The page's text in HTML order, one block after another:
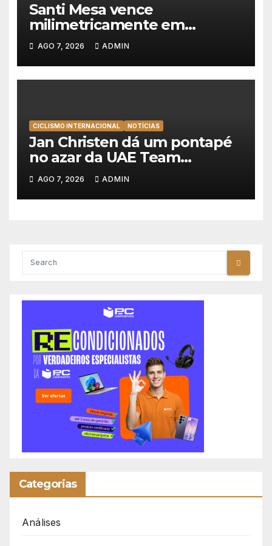
Santi Mesa vence
milimetricamente em
Albufeira, Rui Oliveira
mantém a amarela da Volta a
Portugal
AGO 7, 2026 ADMIN
CICLISMO INTERNACIONAL NOTÍCIAS
Jan Christen dá um pontapé
no azar da UAE Team
Emirates e vence na Volta a
Polónia
AGO 7, 2026 ADMIN
Categorias
Análises